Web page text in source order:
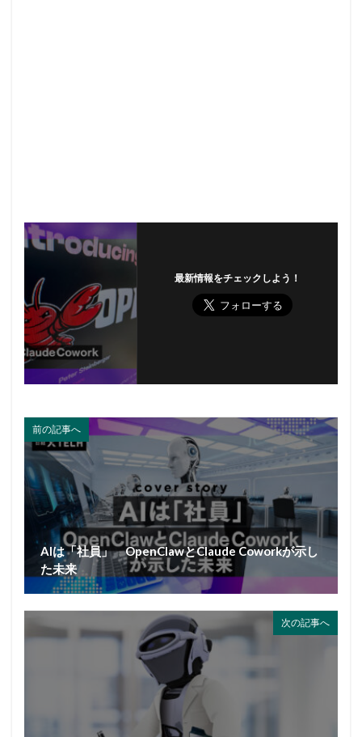
最新情報をチェックしよう！
前の記事へ
AIは「社員」 OpenClawとClaude Coworkが示し
た未来
次の記事へ